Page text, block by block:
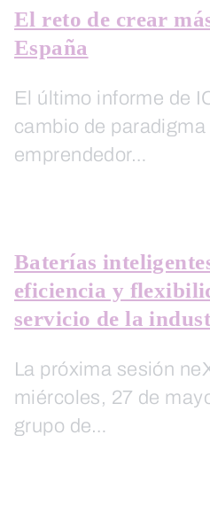
El reto de crear más
España
El último informe de
cambio de
emprendedor…
Baterías
eficiencia y
servicio de la
La próxima sesión
miércoles, 27 de
grupo de…